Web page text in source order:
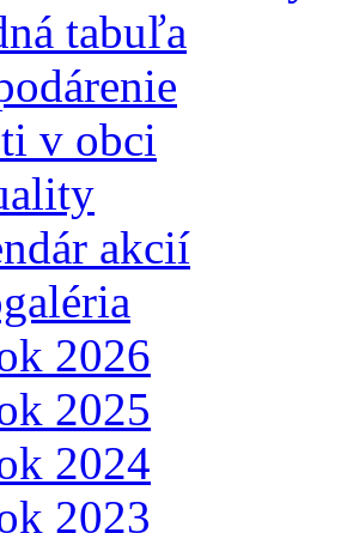
tabuľa
v obci
akcií
2026
2025
2024
2023